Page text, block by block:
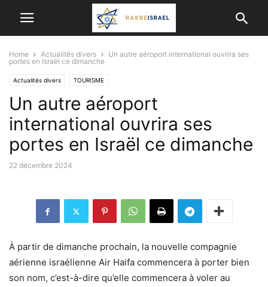
Home Actualités divers
Un autre aéroport international ouvrira ses
portes en Israël ce dimanche
Actualités divers TOURISME
Un autre aéroport
international ouvrira ses
portes en Israël ce dimanche
22 décembre 2024
À partir de dimanche prochain, la nouvelle compagnie
aérienne israélienne Air Haifa commencera à porter bien
son nom, c’est-à-dire qu’elle commencera à voler au